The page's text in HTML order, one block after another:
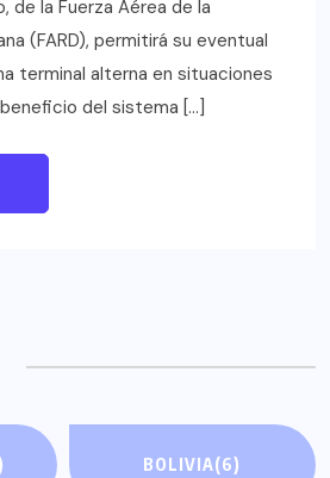
de la Fuerza Aérea de la
(FARD), permitirá su eventual
terminal alterna en situaciones
del sistema […]
BOLIVIA(6)